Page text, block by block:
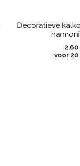
Decoratieve
voor 20